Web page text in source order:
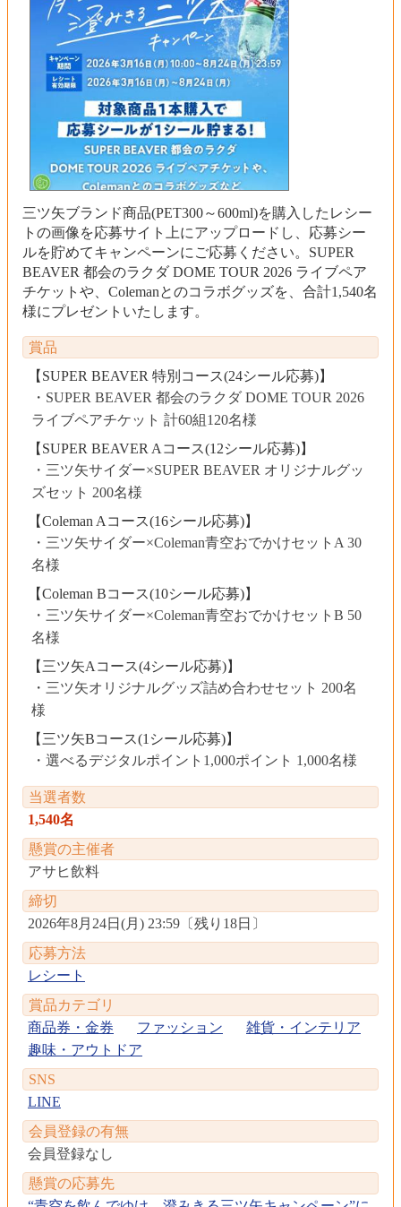
三ツ矢ブランド商品(PET300～600ml)を購入したレシー
トの画像を応募サイト上にアップロードし、応募シー
ルを貯めてキャンペーンにご応募ください。SUPER
BEAVER 都会のラクダ DOME TOUR 2026 ライブペア
チケットや、Colemanとのコラボグッズを、合計1,540名
様にプレゼントいたします。
賞品
【SUPER BEAVER 特別コース(24シール応募)】
SUPER BEAVER 都会のラクダ DOME TOUR 2026
ライブペアチケット 計60組120名様
【SUPER BEAVER Aコース(12シール応募)】
三ツ矢サイダー×SUPER BEAVER オリジナルグッ
ズセット 200名様
【Coleman Aコース(16シール応募)】
三ツ矢サイダー×Coleman青空おでかけセットA 30
名様
【Coleman Bコース(10シール応募)】
三ツ矢サイダー×Coleman青空おでかけセットB 50
名様
【三ツ矢Aコース(4シール応募)】
三ツ矢オリジナルグッズ詰め合わせセット 200名
様
【三ツ矢Bコース(1シール応募)】
選べるデジタルポイント1,000ポイント 1,000名様
当選者数
1,540名
懸賞の主催者
アサヒ飲料
締切
2026年8月24日(月) 23:59 〔残り18日 〕
応募方法
レシート
賞品カテゴリ
商品券・金券
ファッション
雑貨・インテリア
趣味・アウトドア
SNS
LINE
会員登録の有無
会員登録なし
懸賞の応募先